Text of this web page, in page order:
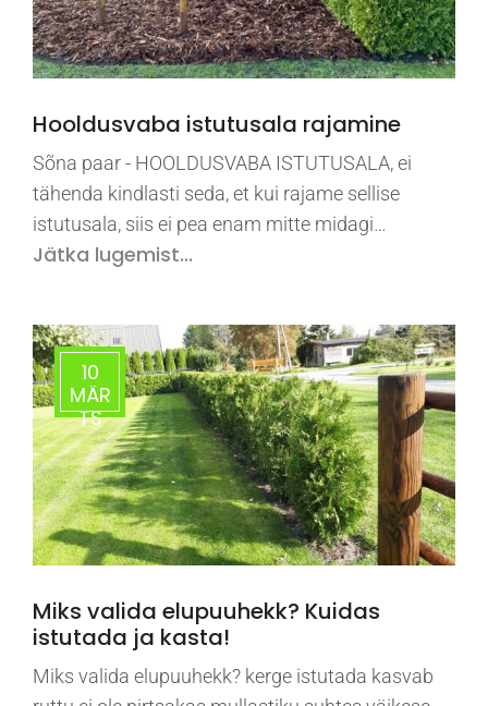
Hooldusvaba istutusala rajamine
Sõna paar - HOOLDUSVABA ISTUTUSALA, ei
tähenda kindlasti seda, et kui rajame sellise
istutusala, siis ei pea enam mitte midagi…
Jätka lugemist...
10
MÄR
TS
Miks valida elupuuhekk? Kuidas
istutada ja kasta!
Miks valida elupuuhekk? kerge istutada kasvab